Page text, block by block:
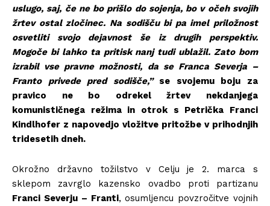
uslugo, saj, če ne bo prišlo do sojenja, bo v očeh svojih
žrtev ostal zločinec. Na sodišču bi pa imel priložnost
osvetliti svojo dejavnost še iz drugih perspektiv.
Mogoče bi lahko ta pritisk nanj tudi ublažil. Zato bom
izrabil vse pravne možnosti, da se Franca Severja –
Franto privede pred sodišče,”se svojemu boju za
pravico ne bo odrekel žrtev nekdanjega
komunističnega režima in otrok s Petrička Franci
Kindlhofer z napovedjo vložitve pritožbe v prihodnjih
tridesetih dneh.
Okrožno državno tožilstvo v Celju je 2. marca s
sklepom zavrglo kazensko ovadbo proti partizanu
Franci Severju – Franti, osumljencu povzročitve vojnih